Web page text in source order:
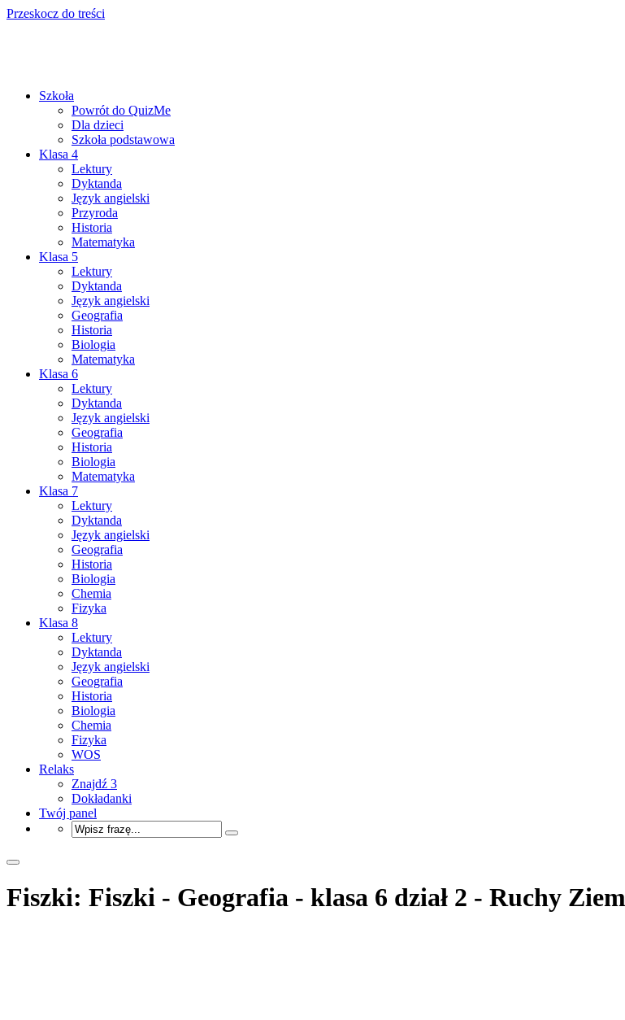
Przeskocz do treści
Szkoła
Powrót do QuizMe
Dla dzieci
Szkoła podstawowa
Klasa 4
Lektury
Dyktanda
Język angielski
Przyroda
Historia
Matematyka
Klasa 5
Lektury
Dyktanda
Język angielski
Geografia
Historia
Biologia
Matematyka
Klasa 6
Lektury
Dyktanda
Język angielski
Geografia
Historia
Biologia
Matematyka
Klasa 7
Lektury
Dyktanda
Język angielski
Geografia
Historia
Biologia
Chemia
Fizyka
Klasa 8
Lektury
Dyktanda
Język angielski
Geografia
Historia
Biologia
Chemia
Fizyka
WOS
Relaks
Znajdź 3
Dokładanki
Twój panel
Fiszki: Fiszki - Geografia - klasa 6 dział 2 - Ruchy